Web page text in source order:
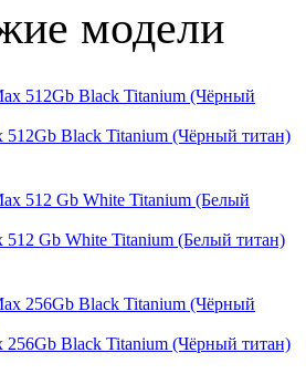
модели
512Gb Black Titanium (Чёрный титан)
512 Gb White Titanium (Белый титан)
256Gb Black Titanium (Чёрный титан)